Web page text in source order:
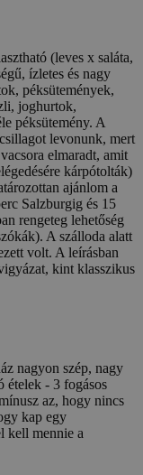
(leves x saláta,
ízletes és nagy
péksütemények,
joghurtok,
péksütemény. A
levonunk, mert
elmaradt, amit
kárpótolták)
ajánlom a
Salzburgig és 15
rengeteg lehetőség
A szálloda alatt
volt. A leírásban
kint klasszikus
nagyon szép, nagy
ételek - 3 fogásos
az, hogy nincs
kap egy
kell mennie a